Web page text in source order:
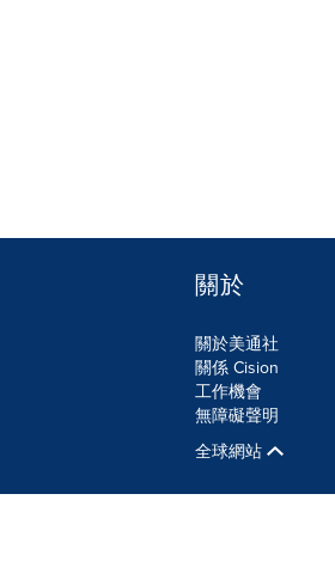
關於
關於美通社
關係 Cision
工作機會
無障礙聲明
全球網站